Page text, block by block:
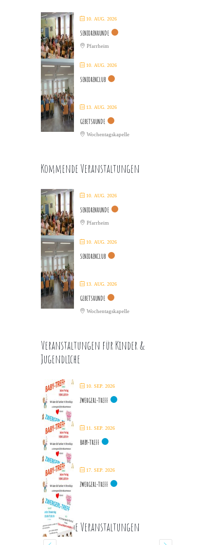
10. AUG. 2026
SENIORENRUNDE
Pfarrheim
10. AUG. 2026
SENIORENCLUB
13. AUG. 2026
GEBETSRUNDE
Wochentagskapelle
Kommende Veranstaltungen
10. AUG. 2026
SENIORENRUNDE
Pfarrheim
10. AUG. 2026
SENIORENCLUB
13. AUG. 2026
GEBETSRUNDE
Wochentagskapelle
Veranstaltungen für Kinder &
Jugendliche
10. SEP. 2026
ZWERGERL-TREFF
11. SEP. 2026
BABY-TREFF
17. SEP. 2026
ZWERGERL-TREFF
Kommende Veranstaltungen